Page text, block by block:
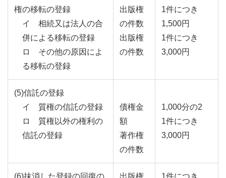
権の移転の登録
イ 相続又は法人の合
併による移転の登録
ロ その他の原因によ
る移転の登録
出版権
の件数
出版権
の件数
1件につき
1,500円
1件につき
3,000円
(5)信託の登録
イ 質権の信託の登録
ロ 質権以外の権利の
信託の登録
債権金
額
著作権
の件数
1,000分の2
1件につき
3,000円
(6)抹消した登録の回復の
出版権
1件につき